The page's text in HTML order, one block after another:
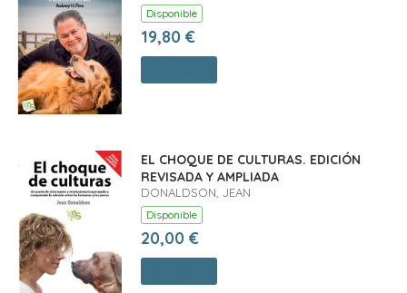
Disponible
19,80 €
EL CHOQUE DE CULTURAS. EDICIÓN
REVISADA Y AMPLIADA
DONALDSON, JEAN
Disponible
20,00 €